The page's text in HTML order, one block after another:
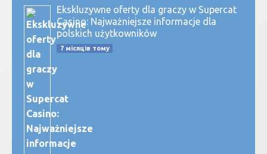
Ekskluzywne oferty dla graczy w Supercat
Casino: Najważniejsze informacje dla
polskich użytkowników
7 місяців тому